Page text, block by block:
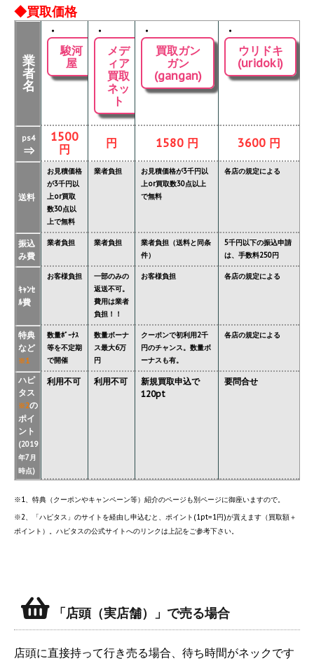
◆買取価格
業
者
名
・
駿河
屋
・
メデ
ィア
買取
ネッ
ト
・
買取ガン
ガン
(gangan)
・
ウリドキ
(uridoki)
ps4
⇒
1500
円
円 1580 円 3600 円
送料
お見積価格
が3千円以
上or買取
数30点以
上で無料
業者負担
お見積価格が3千円以
上or買取数30点以上
で無料
各店の規定による
振込
み費
業者負担 業者負担
業者負担（送料と同条
件）
5千円以下の振込申請
は、手数料250円
ｷｬﾝｾ
ﾙ費
お客様負担
一部のみの
返送不可。
費用は業者
負担！！
お客様負担 各店の規定による
特典
など
※1
数量ﾎﾞｰﾅｽ
等を不定期
で開催
数量ボーナ
ス最大6万
円
クーポンで初利用2千
円のチャンス。数量ボ
ーナスも有。
各店の規定による
ハピ
タス
※2の
ポイ
ント
(2019
年7月
時点)
利用不可 利用不可
新規買取申込で
120pt
要問合せ
※1、特典（クーポンやキャンペーン等）紹介のページも別ページに御座いますので。
※2、「ハピタス」のサイトを経由し申込むと、ポイント(1pt=1円)が貰えます（買取額＋
ポイント）。ハピタスの公式サイトへのリンクは上記をご参考下さい。
「店頭（実店舗）」で売る場合
店頭に直接持って行き売る場合、待ち時間がネックです